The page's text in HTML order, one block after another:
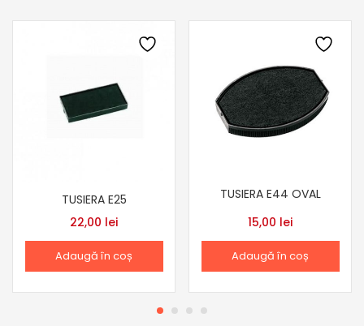
TUSIERA E25
22,00 lei
Adaugă în coș
TUSIERA E44 OVAL
15,00 lei
Adaugă în coș